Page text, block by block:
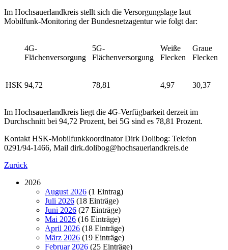
Im Hochsauerlandkreis stellt sich die Versorgungslage laut
Mobilfunk-Monitoring der Bundesnetzagentur wie folgt dar:
4G-
Flächenversorgung
5G-
Flächenversorgung
Weiße
Flecken
Graue
Flecken
HSK 94,72 78,81 4,97 30,37
Im Hochsauerlandkreis liegt die 4G-Verfügbarkeit derzeit im
Durchschnitt bei 94,72 Prozent, bei 5G sind es 78,81 Prozent.
Kontakt HSK-Mobilfunkkoordinator Dirk Dolibog: Telefon
0291/94-1466, Mail dirk.dolibog@hochsauerlandkreis.de
Zurück
2026
August 2026 (1 Eintrag)
Juli 2026 (18 Einträge)
Juni 2026 (27 Einträge)
Mai 2026 (16 Einträge)
April 2026 (18 Einträge)
März 2026 (19 Einträge)
Februar 2026 (25 Einträge)